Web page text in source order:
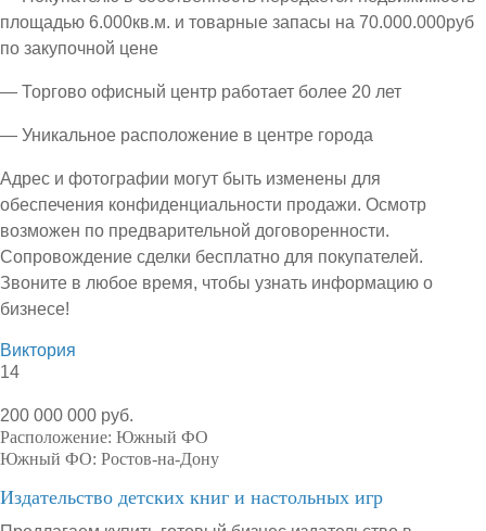
площадью 6.000кв.м. и товарные запасы на 70.000.000руб
по закупочной цене
— Торгово офисный центр работает более 20 лет
— Уникальное расположение в центре города
Адрес и фотографии могут быть изменены для
обеспечения конфиденциальности продажи. Осмотр
возможен по предварительной договоренности.
Сопровождение сделки бесплатно для покупателей.
Звоните в любое время, чтобы узнать информацию о
бизнесе!
Виктория
14
200 000 000 руб.
Расположение: Южный ФО
Южный ФО: Ростов-на-Дону
Издательство детских книг и настольных игр